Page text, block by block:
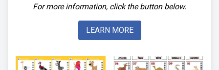
For more information, click the button below.
LEARN MORE